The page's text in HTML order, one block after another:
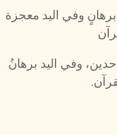
وفي اليد معجزة
وفي اليد برهانُ